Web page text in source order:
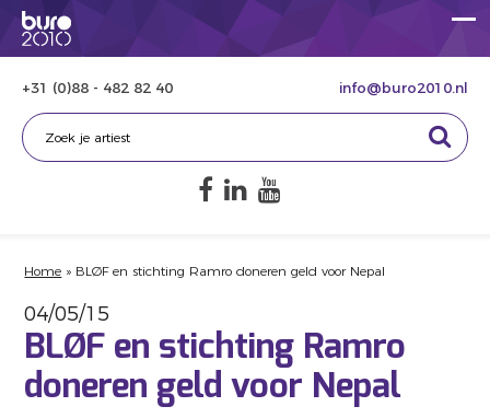
+31 (0)88 - 482 82 40 info@buro2010.nl
Home » BLØF en stichting Ramro doneren geld voor Nepal
04/05/15
BLØF en stichting Ramro
doneren geld voor Nepal